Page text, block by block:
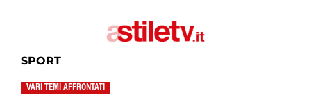
SPORT
VARI TEMI AFFRONTATI